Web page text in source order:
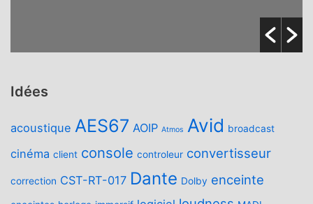
Idées
acoustique AES67 AOIP Atmos Avid broadcast
cinéma client console controleur convertisseur
correction CST-RT-017 Dante Dolby enceinte